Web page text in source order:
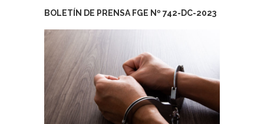
BOLETÍN DE PRENSA FGE Nº 742-DC-2023